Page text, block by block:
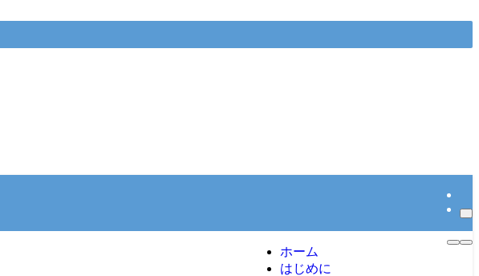
ホーム
はじめに